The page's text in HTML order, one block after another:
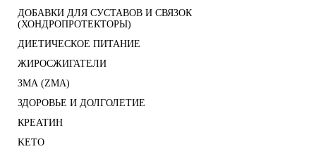
ДОБАВКИ ДЛЯ СУСТАВОВ И СВЯЗОК
(ХОНДРОПРОТЕКТОРЫ)
ДИЕТИЧЕСКОЕ ПИТАНИЕ
ЖИРОСЖИГАТЕЛИ
ЗМА (ZMA)
ЗДОРОВЬЕ И ДОЛГОЛЕТИЕ
КРЕАТИН
KETO